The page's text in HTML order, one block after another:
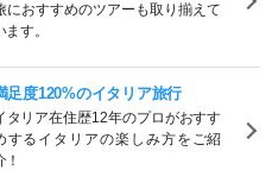
におすすめのツアーも取り揃えて
ます。
足度120%のイタリア旅行
タリア在住歴12年のプロがおすす
するイタリアの楽しみ方をご紹
！